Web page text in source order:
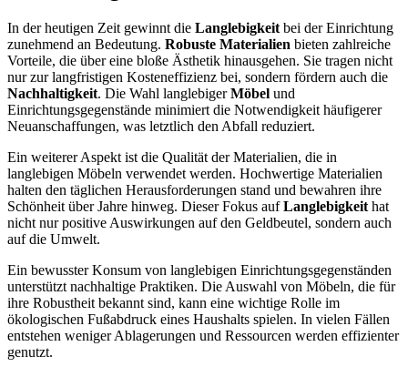
In der heutigen Zeit gewinnt die Langlebigkeit bei der Einrichtung
zunehmend an Bedeutung. Robuste Materialien bieten zahlreiche
Vorteile, die über eine bloße Ästhetik hinausgehen. Sie tragen nicht
nur zur langfristigen Kosteneffizienz bei, sondern fördern auch die
Nachhaltigkeit. Die Wahl langlebigerMöbel und
Einrichtungsgegenstände minimiert die Notwendigkeit häufigerer
Neuanschaffungen, was letztlich den Abfall reduziert.
Ein weiterer Aspekt ist die Qualität der Materialien, die in
langlebigen Möbeln verwendet werden. Hochwertige Materialien
halten den täglichen Herausforderungen stand und bewahren ihre
Schönheit über Jahre hinweg. Dieser Fokus aufLanglebigkeit hat
nicht nur positive Auswirkungen auf den Geldbeutel, sondern auch
auf die Umwelt.
Ein bewusster Konsum von langlebigen Einrichtungsgegenständen
unterstützt nachhaltige Praktiken. Die Auswahl von Möbeln, die für
ihre Robustheit bekannt sind, kann eine wichtige Rolle im
ökologischen Fußabdruck eines Haushalts spielen. In vielen Fällen
entstehen weniger Ablagerungen und Ressourcen werden effizienter
genutzt.